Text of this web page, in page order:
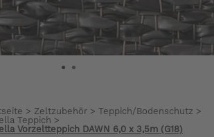
> Zeltzubehör> Teppich/Bodenschutz >
Teppich >
Vorzeltteppich DAWN 6,0 x 3,5m (G18)